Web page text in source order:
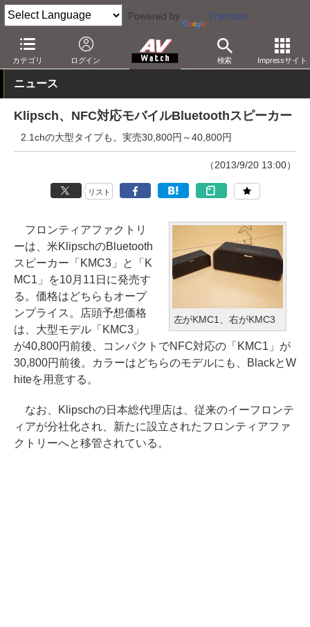
Powered by Translate
カテゴリ ログイン 検索 Impressサイト
AV Watch 製品 Bluetoothスピーカー
ニュース
Klipsch、NFC対応モバイルBluetoothスピーカー
2.1chの大型タイプも。実売30,800円～40,800円
（2013/9/20 13:00）
リスト
左がKMC1、右がKMC3
フロンティアファクトリ
ーは、米KlipschのBluetooth
スピーカー「KMC3」と「K
MC1」を10月11日に発売す
る。価格はどちらもオープ
ンプライス。店頭予想価格
は、大型モデル「KMC3」
が40,800円前後、コンパクトでNFC対応の「KMC1」が
30,800円前後。カラーはどちらのモデルにも、BlackとW
hiteを用意する。
なお、Klipschの日本総代理店は、従来のイーフロンテ
ィアが分社化され、新たに設立されたフロンティアファ
クトリーへと移管されている。